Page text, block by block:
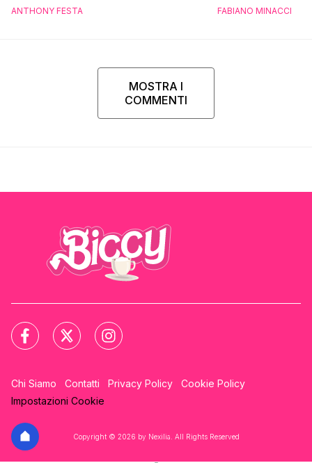
bambini”
ANTHONY FESTA
riconosciuto”
FABIANO MINACCI
MOSTRA I
COMMENTI
Chi Siamo Contatti Privacy Policy
Cookie Policy
Impostazioni Cookie
Copyright © 2026 by Nexilia. All Rights Reserved